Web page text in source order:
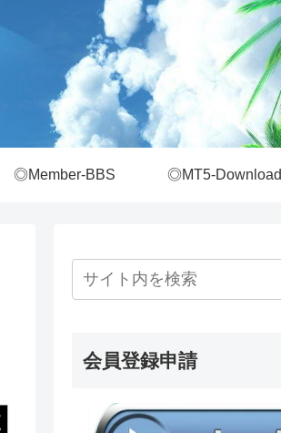
◎Member-BBS ◎MT5-Download
会員登録申請